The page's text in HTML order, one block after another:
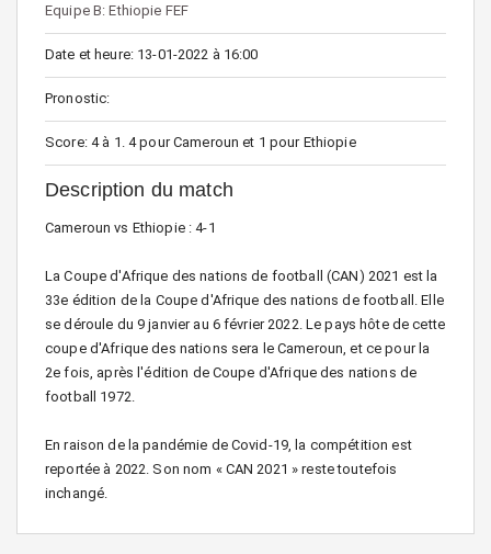
Equipe B: Ethiopie FEF
Date et heure: 13-01-2022 à 16:00
Pronostic:
Score: 4 à 1. 4 pour Cameroun et 1 pour Ethiopie
Description du match
Cameroun vs Ethiopie : 4-1
La Coupe d'Afrique des nations de football (CAN) 2021 est la
33e édition de la Coupe d'Afrique des nations de football. Elle
se déroule du 9 janvier au 6 février 2022. Le pays hôte de cette
coupe d'Afrique des nations sera le Cameroun, et ce pour la
2e fois, après l'édition de Coupe d'Afrique des nations de
football 1972.
En raison de la pandémie de Covid-19, la compétition est
reportée à 2022. Son nom « CAN 2021 » reste toutefois
inchangé.